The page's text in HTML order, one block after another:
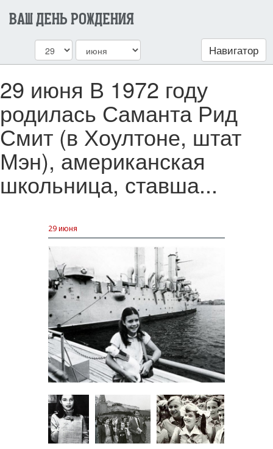
ВАШ ДЕНЬ РОЖДЕНИЯ
Навигатор
29 июня В 1972 году
родилась Саманта Рид
Смит (в Хоултоне, штат
Мэн), американская
школьница, ставша...
29 июня